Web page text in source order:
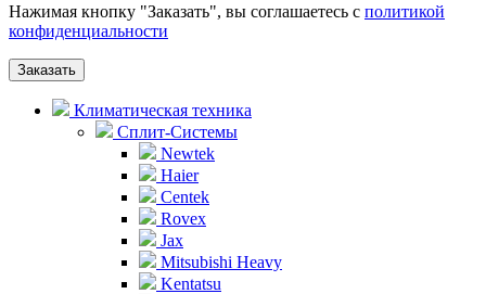
Нажимая кнопку "Заказать", вы соглашаетесь с политикой
конфиденциальности
Заказать
Климатическая техника
Сплит-Системы
Newtek
Haier
Centek
Rovex
Jax
Mitsubishi Heavy
Kentatsu